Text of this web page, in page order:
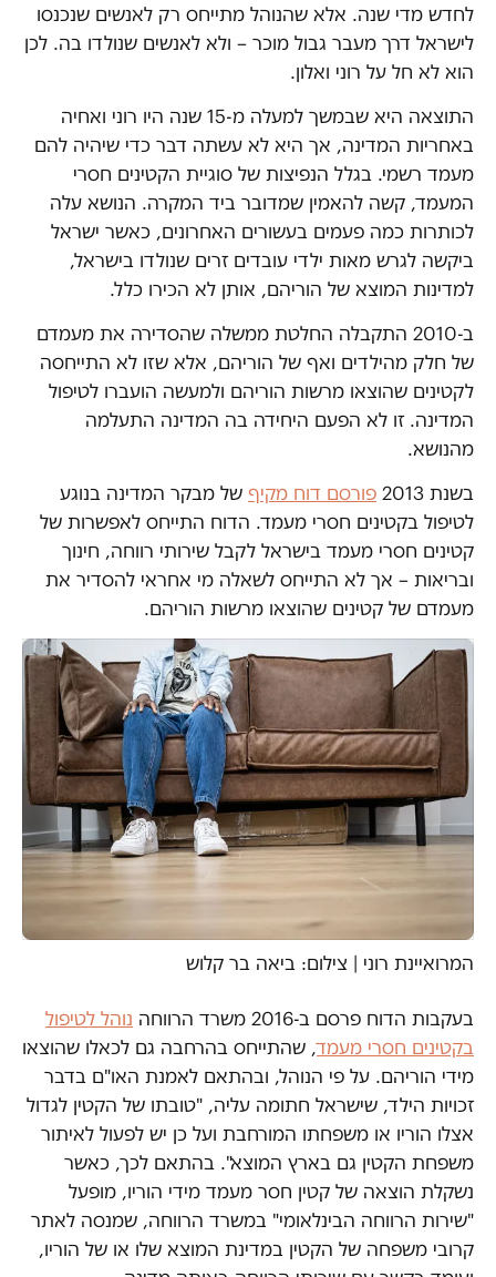
לחדש מדי שנה. אלא שהנוהל מתייחס רק לאנשים שנכנסו
לישראל דרך מעבר גבול מוכר – ולא לאנשים שנולדו בה. לכן
הוא לא חל על רוני ואלון.
התוצאה היא שבמשך למעלה מ-15 שנה היו רוני ואחיה
באחריות המדינה, אך היא לא עשתה דבר כדי שיהיה להם
מעמד רשמי. בגלל הנפיצות של סוגיית הקטינים חסרי
המעמד, קשה להאמין שמדובר ביד המקרה. הנושא עלה
לכותרות כמה פעמים בעשורים האחרונים, כאשר ישראל
ביקשה לגרש מאות ילדי עובדים זרים שנולדו בישראל,
למדינות המוצא של הוריהם, אותן לא הכירו כלל.
ב-2010 התקבלה החלטת ממשלה שהסדירה את מעמדם
של חלק מהילדים ואף של הוריהם, אלא שזו לא התייחסה
לקטינים שהוצאו מרשות הוריהם ולמעשה הועברו לטיפול
המדינה. זו לא הפעם היחידה בה המדינה התעלמה
מהנושא.
בשנת 2013
פורסם דוח מקיף של מבקר המדינה בנוגע
לטיפול בקטינים חסרי מעמד. הדוח התייחס לאפשרות של
קטינים חסרי מעמד בישראל לקבל שירותי רווחה, חינוך
ובריאות – אך לא התייחס לשאלה מי אחראי להסדיר את
מעמדם של קטינים שהוצאו מרשות הוריהם.
המרואיינת רוני | צילום: ביאה בר קלוש
בעקבות הדוח פרסם ב-2016 משרד הרווחה
נוהל לטיפול
בקטינים חסרי מעמד, שהתייחס בהרחבה גם לכאלו שהוצאו
מידי הוריהם. על פי הנוהל, ובהתאם לאמנת האו"ם בדבר
זכויות הילד, שישראל חתומה עליה, "טובתו של הקטין לגדול
אצלו הוריו או משפחתו המורחבת ועל כן יש לפעול לאיתור
משפחת הקטין גם בארץ המוצא". בהתאם לכך, כאשר
נשקלת הוצאה של קטין חסר מעמד מידי הוריו, מופעל
"שירות הרווחה הבינלאומי" במשרד הרווחה, שמנסה לאתר
קרובי משפחה של הקטין במדינת המוצא שלו או של הוריו,